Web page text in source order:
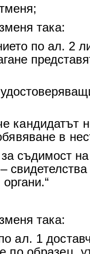
така:
по ал. 2
кандидатът
в
съдимост
така:
ал. 1